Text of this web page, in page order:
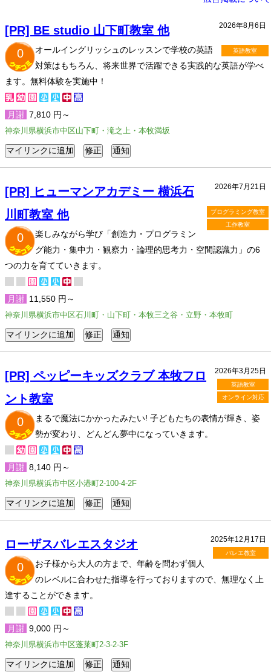
2026年8月6日
英語教室
[PR] BE studio 山下町教室 他
0
オールイングリッシュのレッスンで学校の英語
対策はもちろん、将来世界で活躍できる実践的な英語が学べ
ます。無料体験を実施中！
月謝 7,810 円～
神奈川県横浜市中区山下町・滝之上・本牧満坂
2026年7月21日
プログラミング教室
工作教室
[PR] ヒューマンアカデミー 横浜石
川町教室 他
0
楽しみながら学び「創造力・プログラミン
グ能力・集中力・観察力・論理的思考力・空間認識力」の6
つの力を育てていきます。
月謝 11,550 円～
神奈川県横浜市中区石川町・山下町・本牧三之谷・立野・本牧町
2026年3月25日
英語教室
オンライン対応
[PR] ペッピーキッズクラブ 本牧フロ
ント教室
0
まるで魔法にかかったみたい! 子どもたちの表情が輝き、姿
勢が変わり、どんどん夢中になっていきます。
月謝 8,140 円～
神奈川県横浜市中区小港町2-100-4-2F
2025年12月17日
バレエ教室
ローザスバレエスタジオ
0
お子様から大人の方まで、年齢を問わず個人
のレベルに合わせた指導を行っておりますので、無理なく上
達することができます。
月謝 9,000 円～
神奈川県横浜市中区蓬莱町2-3-2-3F